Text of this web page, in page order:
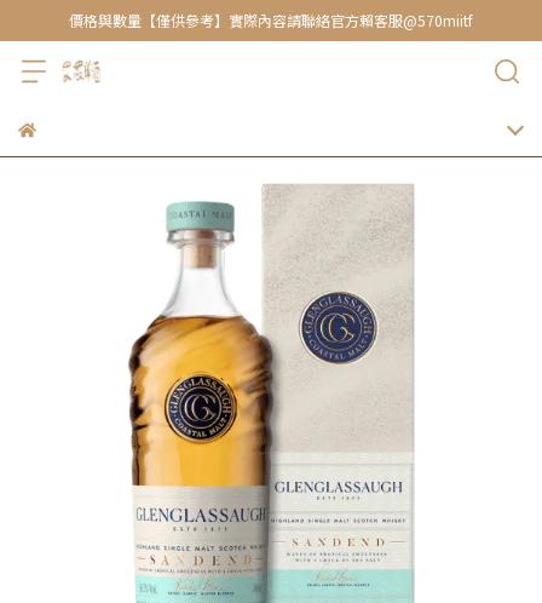
價格與數量【僅供參考】實際內容請聯絡官方賴客服@570miitf